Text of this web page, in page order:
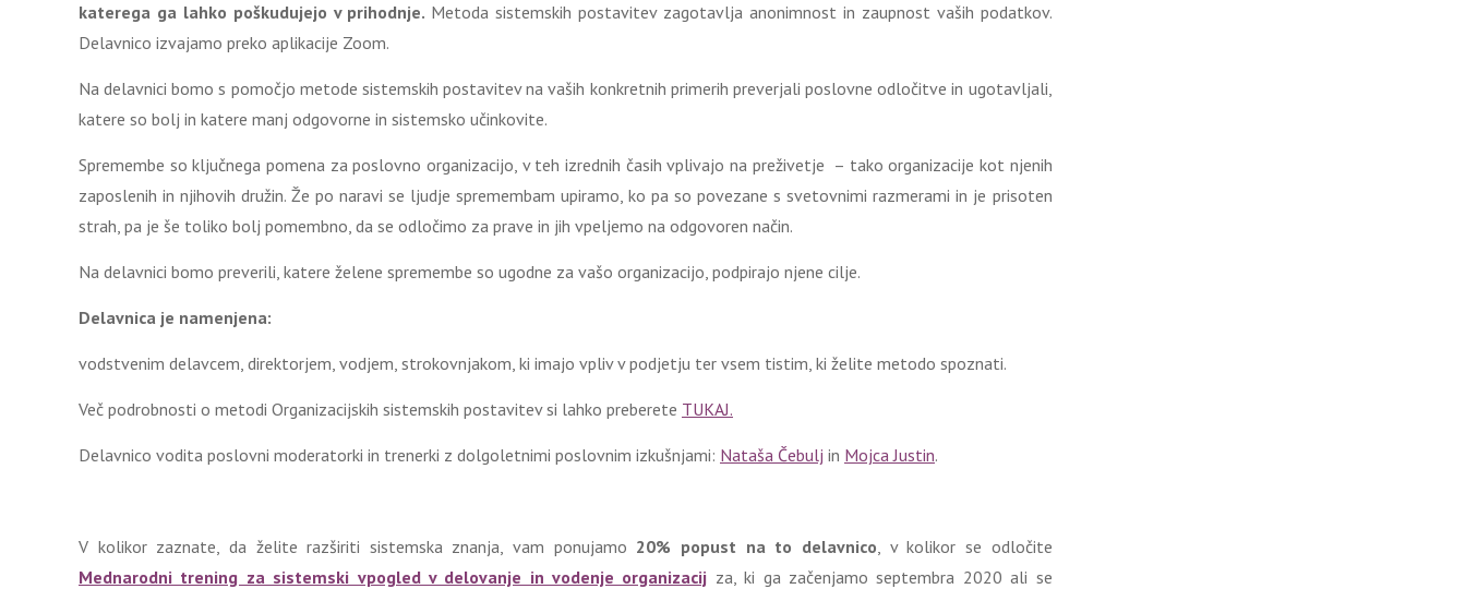
katerega ga lahko poškudujejo v prihodnje. Metoda sistemskih postavitev zagotavlja anonimnost in zaupnost vaših podatkov.
Delavnico izvajamo preko aplikacije Zoom.
Na delavnici bomo s pomočjo metode sistemskih postavitev na vaših konkretnih primerih preverjali poslovne odločitve in ugotavljali,
katere so bolj in katere manj odgovorne in sistemsko učinkovite.
Spremembe so ključnega pomena za poslovno organizacijo, v teh izrednih časih vplivajo na preživetje – tako organizacije kot njenih
zaposlenih in njihovih družin. Že po naravi se ljudje spremembam upiramo, ko pa so povezane s svetovnimi razmerami in je prisoten
strah, pa je še toliko bolj pomembno, da se odločimo za prave in jih vpeljemo na odgovoren način.
Na delavnici bomo preverili, katere želene spremembe so ugodne za vašo organizacijo, podpirajo njene cilje.
Delavnica je namenjena:
vodstvenim delavcem, direktorjem, vodjem, strokovnjakom, ki imajo vpliv v podjetju ter vsem tistim, ki želite metodo spoznati.
Več podrobnosti o metodi Organizacijskih sistemskih postavitev si lahko preberete TUKAJ.
Delavnico vodita poslovni moderatorki in trenerki z dolgoletnimi poslovnim izkušnjami: Nataša Čebulj in Mojca Justin.
V kolikor zaznate, da želite razširiti sistemska znanja, vam ponujamo 20% popust na to delavnico, v kolikor se odločite
Mednarodni trening za sistemski vpogled v delovanje in vodenje organizacij za, ki ga začenjamo septembra 2020 ali se